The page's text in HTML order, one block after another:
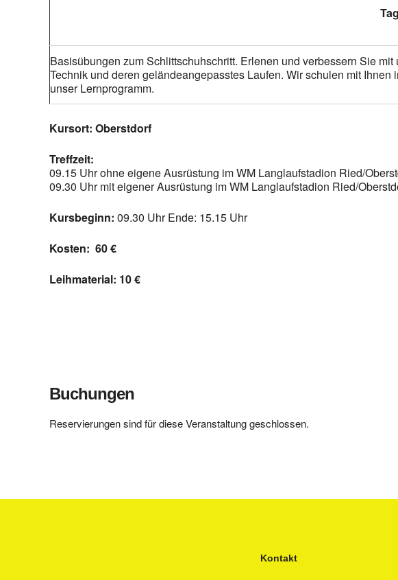
Basisübungen zum Schlittschuhschritt. Erlenen und verbessern Sie
Technik und deren geländeangepasstes Laufen. Wir schulen mit
unser Lernprogramm.
Kursort: Oberstdorf
Treffzeit:
09.15 Uhr ohne eigene Ausrüstung im WM Langlaufstadion Ried/
09.30 Uhr mit eigener Ausrüstung im WM Langlaufstadion Ried/
Kursbeginn: 09.30 Uhr Ende: 15.15 Uhr
Kosten: 60€
Leihmaterial: 10 €
Buchungen
Reservierungen sind für diese Veranstaltung geschlossen.
Kontakt